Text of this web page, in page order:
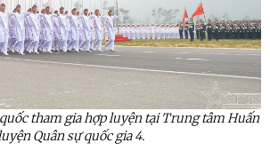
tham gia hợp luyện tại Trung tâm Huấn
Quân sự quốc gia 4.